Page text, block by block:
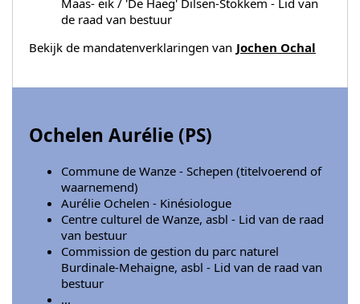
Maas- eik / 'De Haeg' Dilsen-Stokkem - Lid van
de raad van bestuur
Bekijk de mandatenverklaringen van Jochen Ochal
Ochelen Aurélie (PS)
Commune de Wanze - Schepen (titelvoerend of
waarnemend)
Aurélie Ochelen - Kinésiologue
Centre culturel de Wanze, asbl - Lid van de raad
van bestuur
Commission de gestion du parc naturel
Burdinale-Mehaigne, asbl - Lid van de raad van
bestuur
...